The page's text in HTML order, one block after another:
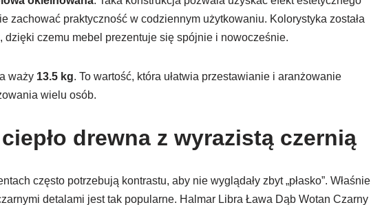
zachować praktyczność w codziennym użytkowaniu. Kolorystyka została
, dzięki czemu mebel prezentuje się spójnie i nowocześnie.
waży 13.5 kg. To wartość, która ułatwia przestawianie i aranżowanie
wielu osób.
drewna z wyrazistą czernią
często potrzebują kontrastu, aby nie wyglądały zbyt „płasko”. Właśnie
detalami jest tak popularne. Halmar Libra Ława Dąb Wotan Czarny